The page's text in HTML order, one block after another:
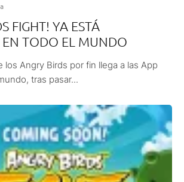
FIGHT! YA ESTÁ
EN TODO EL MUNDO
los Angry Birds por fin llega a las App
tras pasar...